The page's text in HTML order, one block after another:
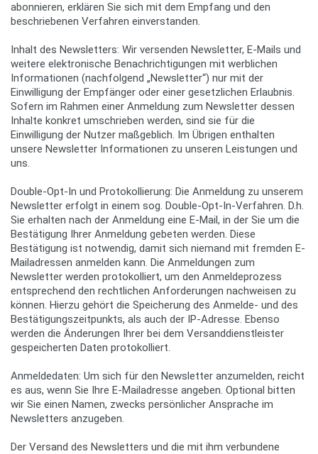
abonnieren, erklären Sie sich mit dem Empfang und den
beschriebenen Verfahren einverstanden.
Inhalt des Newsletters: Wir versenden Newsletter, E-Mails und
weitere elektronische Benachrichtigungen mit werblichen
Informationen (nachfolgend „Newsletter“) nur mit der
Einwilligung der Empfänger oder einer gesetzlichen Erlaubnis.
Sofern im Rahmen einer Anmeldung zum Newsletter dessen
Inhalte konkret umschrieben werden, sind sie für die
Einwilligung der Nutzer maßgeblich. Im Übrigen enthalten
unsere Newsletter Informationen zu unseren Leistungen und
uns.
Double-Opt-In und Protokollierung: Die Anmeldung zu unserem
Newsletter erfolgt in einem sog. Double-Opt-In-Verfahren. D.h.
Sie erhalten nach der Anmeldung eine E-Mail, in der Sie um die
Bestätigung Ihrer Anmeldung gebeten werden. Diese
Bestätigung ist notwendig, damit sich niemand mit fremden E-
Mailadressen anmelden kann. Die Anmeldungen zum
Newsletter werden protokolliert, um den Anmeldeprozess
entsprechend den rechtlichen Anforderungen nachweisen zu
können. Hierzu gehört die Speicherung des Anmelde- und des
Bestätigungszeitpunkts, als auch der IP-Adresse. Ebenso
werden die Änderungen Ihrer bei dem Versanddienstleister
gespeicherten Daten protokolliert.
Anmeldedaten: Um sich für den Newsletter anzumelden, reicht
es aus, wenn Sie Ihre E-Mailadresse angeben. Optional bitten
wir Sie einen Namen, zwecks persönlicher Ansprache im
Newsletters anzugeben.
Der Versand des Newsletters und die mit ihm verbundene